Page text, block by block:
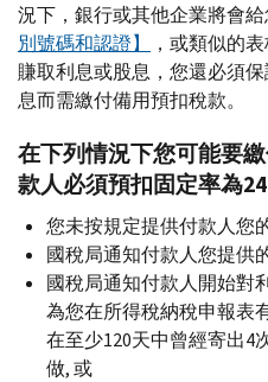
況下，銀行或其他企業將會給
別號碼和認證】
，或類似的
賺取利息或股息，您還必須
息而需繳付備用預扣稅款。
在下列情況下您可能要
款人必須預扣固定率為
您未按規定提供付款人您
國稅局通知付款人您提供
國稅局通知付款人開始對
為您在所得稅納稅申報表
在至少120天中曾經寄出4
做, 或